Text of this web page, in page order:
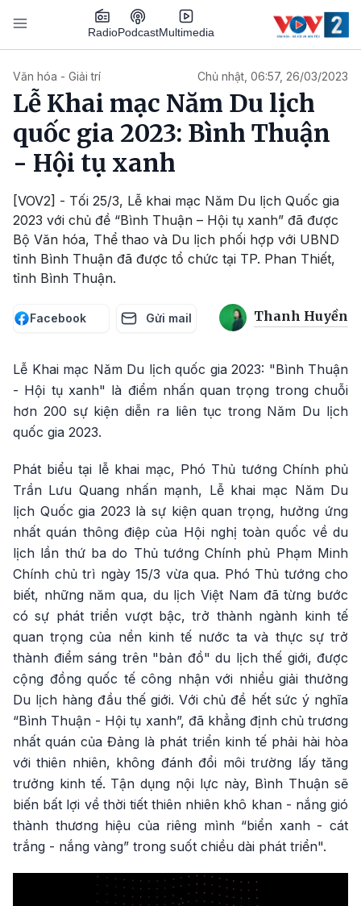
Nhảy đến nội dung
RadioPodcastMultimedia
Văn hóa - Giải trí Chủ nhật, 06:57, 26/03/2023
Lễ Khai mạc Năm Du lịch
quốc gia 2023: Bình Thuận
- Hội tụ xanh
[VOV2] - Tối 25/3, Lễ khai mạc Năm Du lịch Quốc gia
2023 với chủ đề “Bình Thuận – Hội tụ xanh” đã được
Bộ Văn hóa, Thể thao và Du lịch phối hợp với UBND
tỉnh Bình Thuận đã được tổ chức tại TP. Phan Thiết,
tỉnh Bình Thuận.
Facebook Gửi mail Thanh Huyền
Lễ Khai mạc Năm Du lịch quốc gia 2023: "Bình Thuận
- Hội tụ xanh" là điểm nhấn quan trọng trong chuỗi
hơn 200 sự kiện diễn ra liên tục trong Năm Du lịch
quốc gia 2023.
Phát biểu tại lễ khai mạc, Phó Thủ tướng Chính phủ
Trần Lưu Quang nhấn mạnh, Lễ khai mạc Năm Du
lịch Quốc gia 2023 là sự kiện quan trọng, hưởng ứng
nhất quán thông điệp của Hội nghị toàn quốc về du
lịch lần thứ ba do Thủ tướng Chính phủ Phạm Minh
Chính chủ trì ngày 15/3 vừa qua. Phó Thủ tướng cho
biết, những năm qua, du lịch Việt Nam đã từng bước
có sự phát triển vượt bậc, trở thành ngành kinh tế
quan trọng của nền kinh tế nước ta và thực sự trở
thành điểm sáng trên "bản đồ" du lịch thế giới, được
cộng đồng quốc tế công nhận với nhiều giải thưởng
Du lịch hàng đầu thế giới. Với chủ đề hết sức ý nghĩa
“Bình Thuận - Hội tụ xanh”, đã khẳng định chủ trương
nhất quán của Đảng là phát triển kinh tế phải hài hòa
với thiên nhiên, không đánh đổi môi trường lấy tăng
trưởng kinh tế. Tận dụng nội lực này, Bình Thuận sẽ
biến bất lợi về thời tiết thiên nhiên khô khan - nắng gió
thành thương hiệu của riêng mình “biển xanh - cát
trắng - nắng vàng” trong suốt chiều dài phát triển".